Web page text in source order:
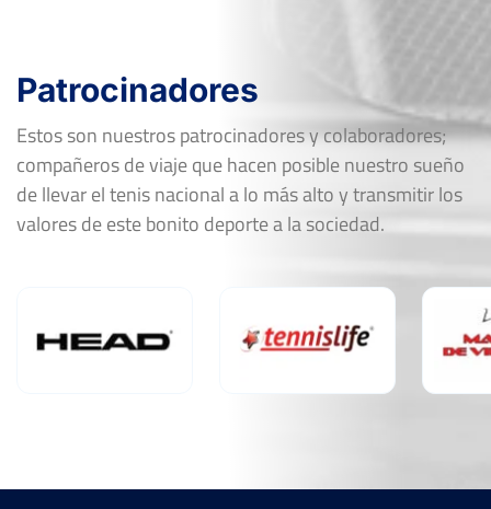
Patrocinadores
Estos son nuestros patrocinadores y colaboradores;
compañeros de viaje que hacen posible nuestro sueño
de llevar el tenis nacional a lo más alto y transmitir los
valores de este bonito deporte a la sociedad.